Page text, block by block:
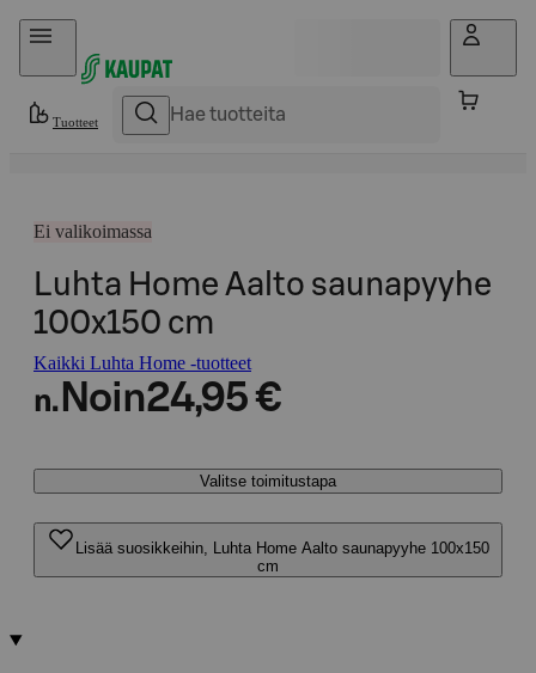
Hyppää sisältöön
Tuotteet
Ei valikoimassa
Luhta Home Aalto saunapyyhe
100x150 cm
Kaikki Luhta Home -tuotteet
n. Noin24,95 €
Valitse toimitustapa
Lisää suosikkeihin, Luhta Home Aalto saunapyyhe 100x150
cm